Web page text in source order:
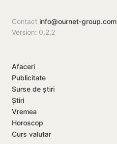
Contact info@ournet-group.com
Version: 0.2.2
Afaceri
Publicitate
Surse de știri
Știri
Vremea
Horoscop
Curs valutar